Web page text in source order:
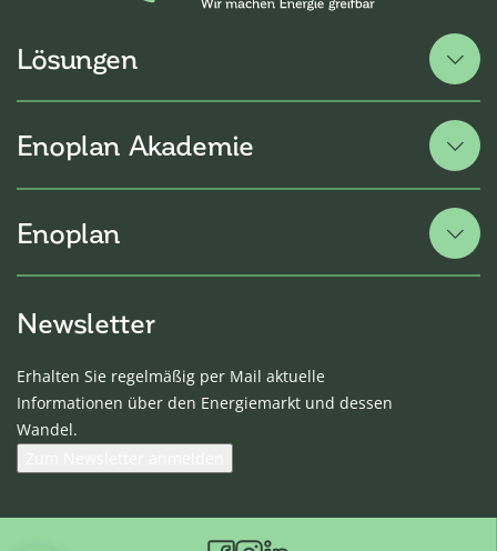
Lösungen
Energiebeschaffung
Gesetzliche Rückerstattungen
Klimamanagement
Versorgungskonzepte
Messdienstleistungen
Enoplan Akademie
Seminare
Webinare
Enoplan
Kontakt
Über uns
Kunden-Login
Newsletter
Erhalten Sie regelmäßig per Mail aktuelle
Informationen über den Energiemarkt und dessen
Wandel.